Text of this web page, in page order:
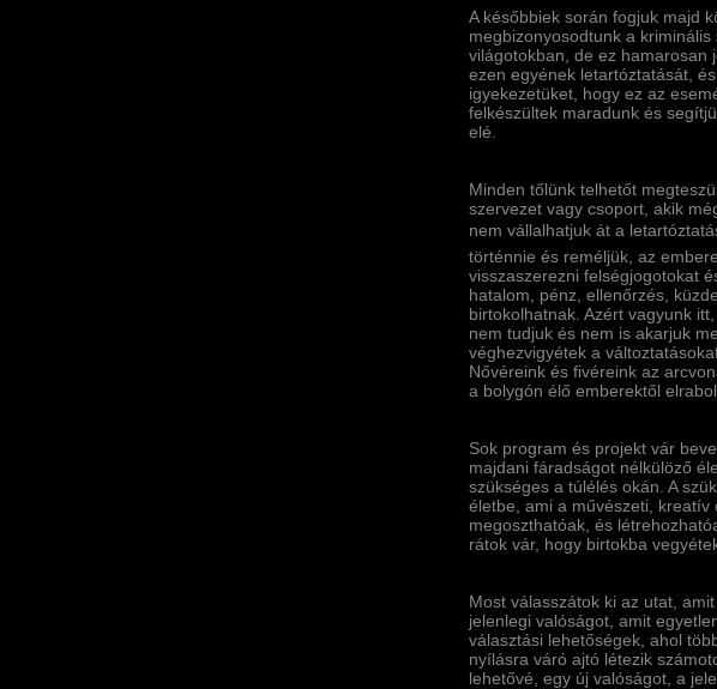
A későbbiek során fogjuk majd
megbizonyosodtunk a
világotokban, de ez hamarosan
ezen egyének letartóztatását,
igyekezetüket, hogy ez az
felkészültek maradunk és
elé.
Minden tőlünk telhetőt
szervezet vagy csoport, akik
nem vállalhatjuk át a
történnie és reméljük, az
visszaszerezni felségjogotokat
hatalom, pénz, ellenőrzés,
birtokolhatnak. Azért vagyunk
nem tudjuk és nem is akarjuk
véghezvigyétek a
Nővéreink és fivéreink az
a bolygón élő emberektől
Sok program és projekt vár
majdani fáradságot nélkülöző
szükséges a túlélés okán. A
életbe, ami a művészeti, kreatí­v
megoszthatóak, és
rátok vár, hogy birtokba
Most válasszátok ki az utat,
jelenlegi valóságot, amit
választási lehetőségek, ahol
nyí­lásra váró ajtó létezik
lehetővé, egy új valóságot, a